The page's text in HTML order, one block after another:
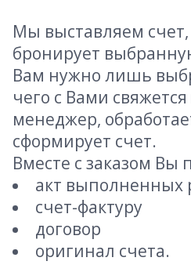
Мы выставляем
бронирует
Вам нужно лишь
чего с Вами
менеджер,
сформирует счет.
Вместе с заказом Вы
акт выполненных
счет-фактуру
договор
оригинал счета.